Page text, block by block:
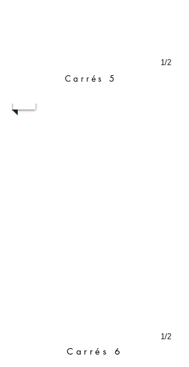
1/2
Carrés 5
1/2
Carrés 6